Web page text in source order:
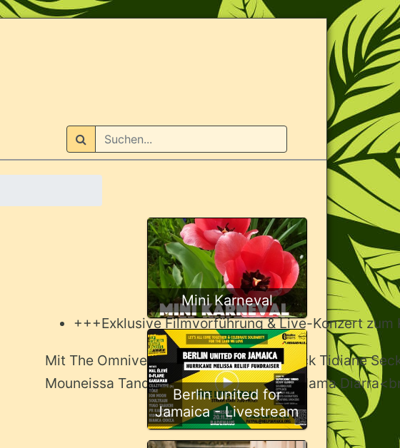
Suchen
+++Exklusive Filmvorführung & Live-Konzert
Mit The Omniversal Earkestra feat. Cheick Tidiane
Mouneissa Tandina, Issa Sory Bamba, Adama
Mini Karneval
Berlin united for
Jamaica - Livestream